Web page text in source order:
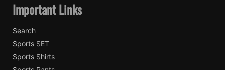
Important Links
Search
Sports SET
Sports Shirts